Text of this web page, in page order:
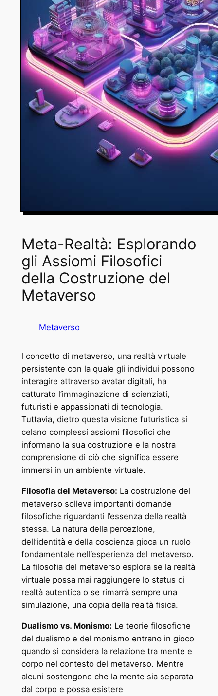
Meta-Realtà: Esplorando
gli Assiomi Filosofici
della Costruzione del
Metaverso
Metaverso
l concetto di metaverso, una realtà virtuale
persistente con la quale gli individui possono
interagire attraverso avatar digitali, ha
catturato l’immaginazione di scienziati,
futuristi e appassionati di tecnologia.
Tuttavia, dietro questa visione futuristica si
celano complessi assiomi filosofici che
informano la sua costruzione e la nostra
comprensione di ciò che significa essere
immersi in un ambiente virtuale.
Filosofia del Metaverso: La costruzione del
metaverso solleva importanti domande
filosofiche riguardanti l’essenza della realtà
stessa. La natura della percezione,
dell’identità e della coscienza gioca un ruolo
fondamentale nell’esperienza del metaverso.
La filosofia del metaverso esplora se la realtà
virtuale possa mai raggiungere lo status di
realtà autentica o se rimarrà sempre una
simulazione, una copia della realtà fisica.
Dualismo vs. Monismo: Le teorie filosofiche
del dualismo e del monismo entrano in gioco
quando si considera la relazione tra mente e
corpo nel contesto del metaverso. Mentre
alcuni sostengono che la mente sia separata
dal corpo e possa esistere